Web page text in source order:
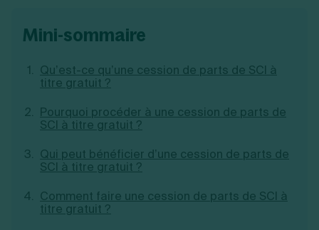
Découvrez notre cabinet d'expertise
comptable LS Compta
Création de SAS
Création d'association
Aides à la création d’entreprise
Ouverture compte pro
Fermeture d’une entreprise
Création d'entreprise
mini-sommaire
Qu’est-ce qu’une cession de parts de SCI à
titre gratuit ?
Pourquoi procéder à une cession de parts de
SCI à titre gratuit ?
Qui peut bénéficier d’une cession de parts de
SCI à titre gratuit ?
Comment faire une cession de parts de SCI à
titre gratuit ?